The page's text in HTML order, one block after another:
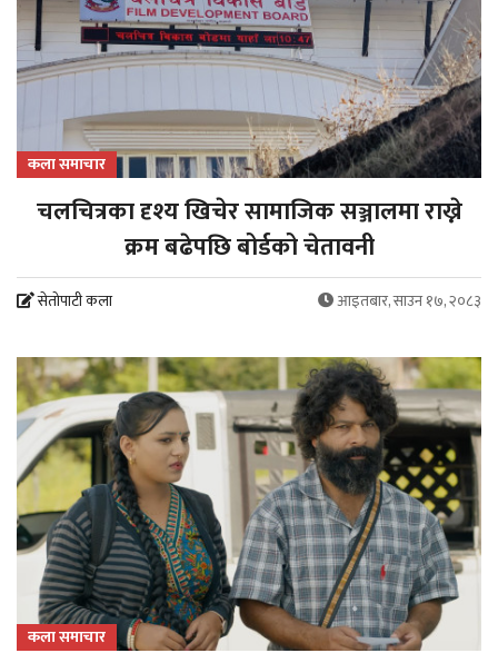
कला समाचार
चलचित्रका दृश्य खिचेर सामाजिक सञ्जालमा राख्ने
क्रम बढेपछि बोर्डको चेतावनी
सेतोपाटी कला आइतबार, साउन १७, २०८३
कला समाचार